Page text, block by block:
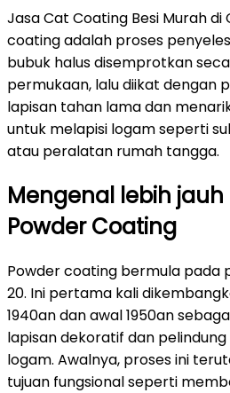
Jasa Cat Coating Besi Murah di
coating adalah proses
bubuk halus disemprotkan
permukaan, lalu diikat dengan
lapisan tahan lama dan
untuk melapisi logam seperti
atau peralatan rumah tangga.
Mengenal lebih
Powder Coating
Powder coating bermula pada
20. Ini pertama kali
1940an dan awal 1950an
lapisan dekoratif dan
logam. Awalnya, proses ini
tujuan fungsional seperti